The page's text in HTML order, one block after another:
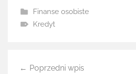
Finanse osobiste
Kredyt
Poprzedni wpis